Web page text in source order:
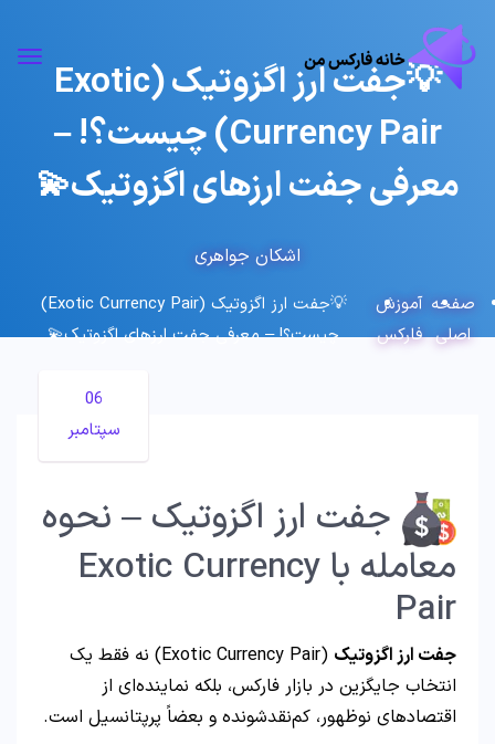
💡جفت ارز اگزوتیک (Exotic
Currency Pair) چیست؟! –
معرفی جفت ارزهای اگزوتیک💫
اشکان جواهری
صفحه
اصلی
آموزش
فارکس
💡جفت ارز اگزوتیک (Exotic Currency Pair)
چیست؟! – معرفی جفت ارزهای اگزوتیک💫
06
سپتامبر
جفت ارز اگزوتیک – نحوه
معامله با Exotic Currency
Pair
جفت ارز اگزوتیک
(Exotic Currency Pair) نه فقط یک
انتخاب جایگزین در بازار فارکس، بلکه نماینده‌ای از
اقتصادهای نوظهور، کم‌نقدشونده و بعضاً پرپتانسیل است.